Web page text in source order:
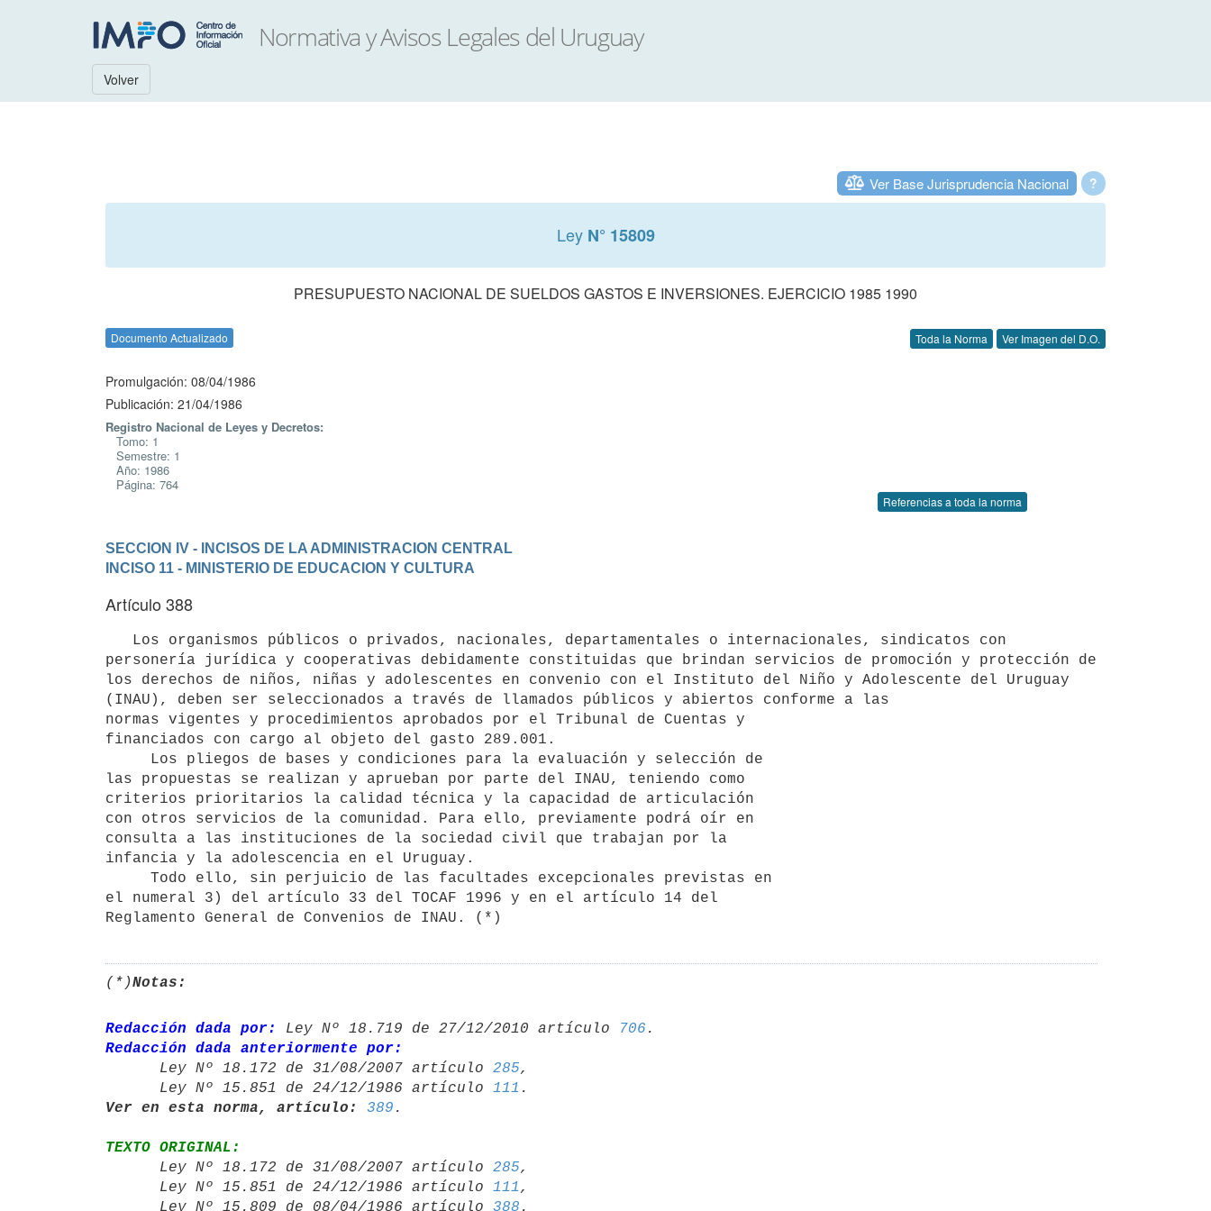
Volver
?
Ver Base Jurisprudencia Nacional
Ley N° 15809
PRESUPUESTO NACIONAL DE SUELDOS GASTOS E INVERSIONES. EJERCICIO 1985 1990
Documento Actualizado Toda la Norma Ver Imagen del D.O.
Promulgación: 08/04/1986
Publicación: 21/04/1986
Registro Nacional de Leyes y Decretos:
Tomo: 1
Semestre: 1
Año: 1986
Página: 764
Referencias a toda la norma
SECCION IV - INCISOS DE LA ADMINISTRACION CENTRAL
INCISO 11 - MINISTERIO DE EDUCACION Y CULTURA
Artículo 388
personería jurídica y cooperativas debidamente constituidas que brindan servicios de promoción y protección de
los derechos de niños, niñas y adolescentes en convenio con el Instituto del Niño y Adolescente del Uruguay
(INAU), deben ser seleccionados a través de llamados públicos y abiertos conforme a las
normas vigentes y procedimientos aprobados por el Tribunal de Cuentas y
financiados con cargo al objeto del gasto 289.001.
las propuestas se realizan y aprueban por parte del INAU, teniendo como
criterios prioritarios la calidad técnica y la capacidad de articulación
con otros servicios de la comunidad. Para ello, previamente podrá oír en
consulta a las instituciones de la sociedad civil que trabajan por la
infancia y la adolescencia en el Uruguay.
el numeral 3) del artículo 33 del TOCAF 1996 y en el artículo 14 del
(*)Notas:
Redacción dada por: Ley Nº 18.719 de 27/12/2010 artículo 706
Redacción dada anteriormente por:
Ley Nº 18.172 de 31/08/2007 artículo 285,
      Ley Nº 15.851 de 24/12/1986 artículo
111
Ver en esta norma, artículo:
389
TEXTO ORIGINAL:
Ley Nº 18.172 de 31/08/2007 artículo 285,
      Ley Nº 15.851 de 24/12/1986 artículo
111 ,
      Ley Nº 15.809 de 08/04/1986 artículo
388